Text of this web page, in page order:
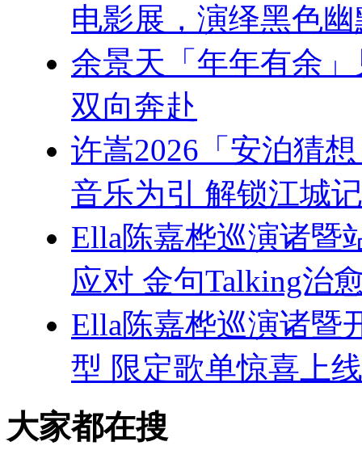
电影展，演绎黑色
余景天「年年有余
双向奔赴
许嵩2026「安泊猜
音乐为引 解锁江城
Ella陈嘉桦巡演诸暨
应对 金句Talking治
Ella陈嘉桦巡演诸暨
型 限定歌单惊喜上线
大家都在搜